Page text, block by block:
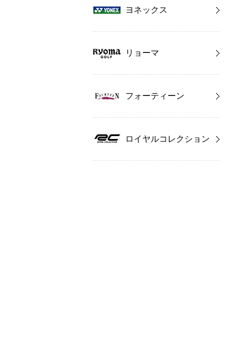
ヨネックス
リョーマ
フォーティーン
ロイヤルコレクション